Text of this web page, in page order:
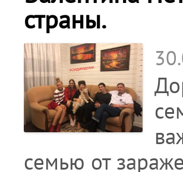
страны.
семью от